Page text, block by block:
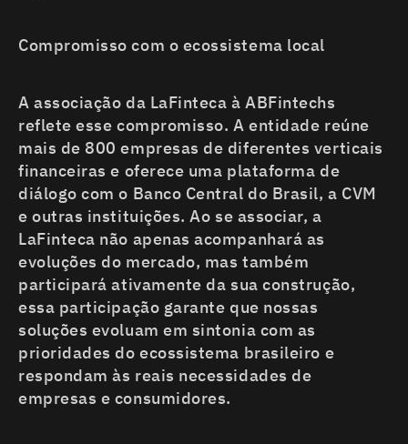
Compromisso com o ecossistema local
A associação da LaFinteca à ABFintechs
reflete esse compromisso. A entidade reúne
mais de 800 empresas de diferentes verticais
financeiras e oferece uma plataforma de
diálogo com o Banco Central do Brasil, a CVM
e outras instituições. Ao se associar, a
LaFinteca não apenas acompanhará as
evoluções do mercado, mas também
participará ativamente da sua construção,
essa participação garante que nossas
soluções evoluam em sintonia com as
prioridades do ecossistema brasileiro e
respondam às reais necessidades de
empresas e consumidores.